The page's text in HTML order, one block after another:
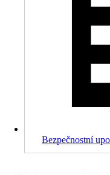
Bezpečnostní